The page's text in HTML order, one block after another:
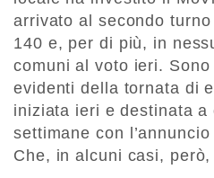
arrivato al secondo
140 e, per di più, in
comuni al voto ieri.
evidenti della tornata di
iniziata ieri e destinata a
settimane con
Che, in alcuni casi,